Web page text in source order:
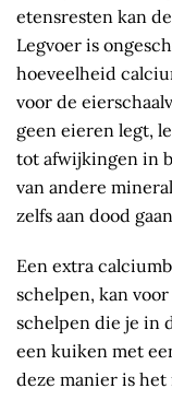
etensresten kan
Legvoer is
hoeveelheid
voor de
geen eieren legt,
tot afwijkingen in
van andere
zelfs aan dood
Een extra
schelpen, kan
schelpen die je in
een kuiken met
deze manier is